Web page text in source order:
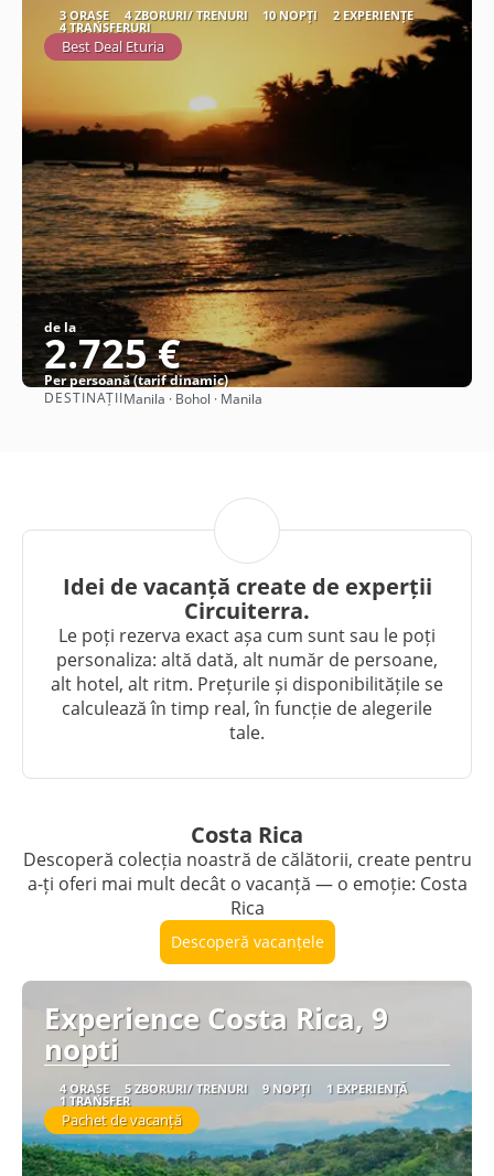
3 ORAȘE 4 ZBORURI/ TRENURI 10 NOPȚI 2 EXPERIENȚE
4 TRANSFERURI
Best Deal Eturia
de la
2.725 €
Per persoană (tarif dinamic)
Vezi detalii
DESTINAȚIIManila · Bohol · Manila
Idei de vacanță create de experții
Circuiterra.
Le poți rezerva exact așa cum sunt sau le poți
personaliza: altă dată, alt număr de persoane,
alt hotel, alt ritm. Prețurile și disponibilitățile se
calculează în timp real, în funcție de alegerile
tale.
Costa Rica
Descoperă colecția noastră de călătorii, create pentru
a-ți oferi mai mult decât o vacanță — o emoție: Costa
Rica
Descoperă vacanțele
Experience Costa Rica, 9
nopti
4 ORAȘE 5 ZBORURI/ TRENURI 9 NOPȚI 1 EXPERIENȚĂ
1 TRANSFER
Pachet de vacanță